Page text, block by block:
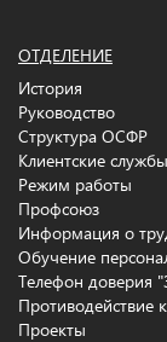
ОТДЕЛЕНИЕ
История
Руководство
Структура ОСФР
Клиентские службы
Режим работы
Профсоюз
Информация о
Обучение
Телефон доверия
Противодействие
Проекты